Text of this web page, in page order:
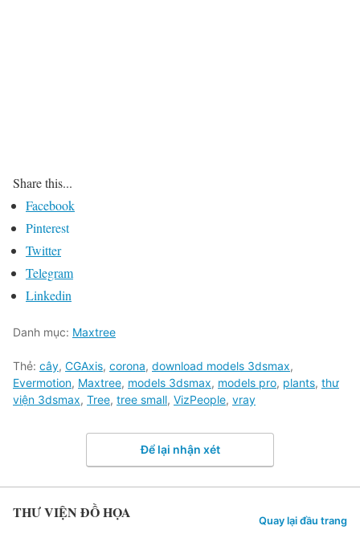
Share this...
Facebook
Pinterest
Twitter
Telegram
Linkedin
Danh mục: Maxtree
Thẻ: cây, CGAxis, corona, download models 3dsmax,
Evermotion, Maxtree, models 3dsmax, models pro, plants, thư
viện 3dsmax, Tree, tree small, VizPeople, vray
Để lại nhận xét
THƯ VIỆN ĐỒ HỌA Quay lại đầu trang